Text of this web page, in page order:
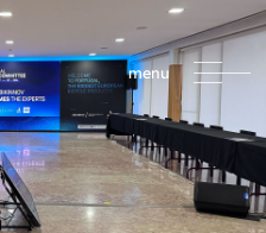
menu